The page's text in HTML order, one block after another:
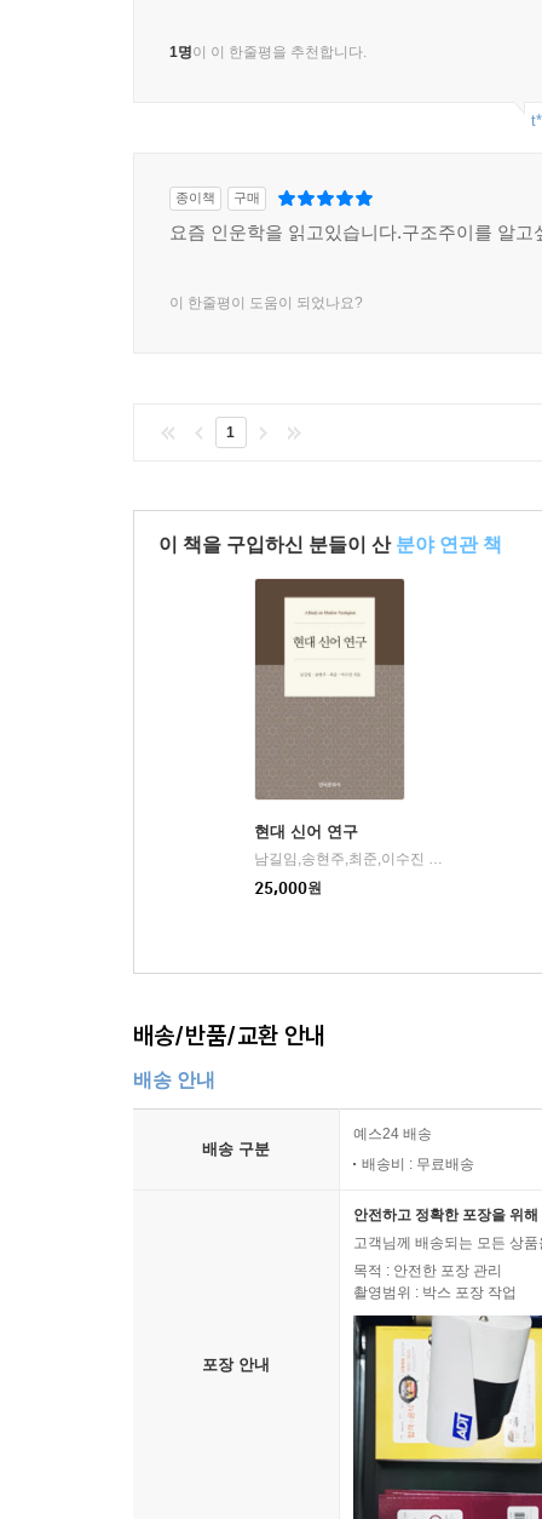
1명이 이 한줄평을 추천합니다.
종이책 구매
요즘 인운학을 읽고있습니다.구조주이를 알고
이 한줄평이 도움이 되었나요?
1
이 책을 구입하신 분들이 산 분야 연관 책
현대 신어 연구
남길임,송현주,최준,이수진 저
25,000원
배송/반품/교환 안내
배송 안내
배송 구분
예스24 배송
배송비 : 무료배송
포장 안내
안전하고 정확한 포장을 위
고객님께 배송되는 모든 상
목적 : 안전한 포장 관리
촬영범위 : 박스 포장 작업